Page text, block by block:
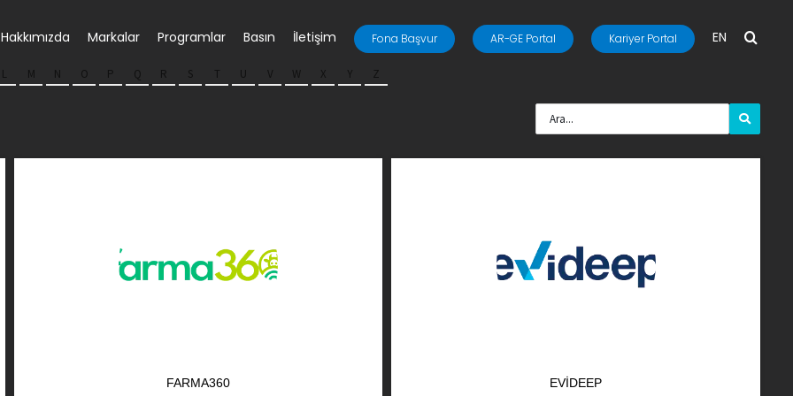
Hakkımızda Markalar Programlar Basın İletişim Fona Başvur AR-GE Portal Kariyer Portal EN
L M N O P Q R S T U V W X Y Z
FARMA360 EVIDEEP